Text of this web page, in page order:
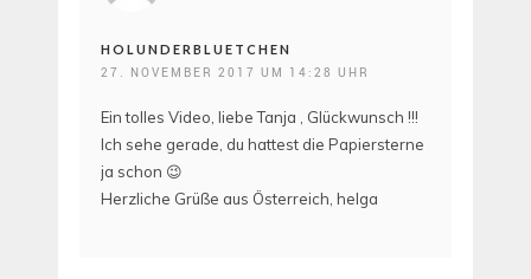
HOLUNDERBLUETCHEN
27. NOVEMBER 2017 UM 14:28 UHR
Ein tolles Video, liebe Tanja , Glückwunsch !!!
Ich sehe gerade, du hattest die Papiersterne
ja schon 😉
Herzliche Grüße aus Österreich, helga